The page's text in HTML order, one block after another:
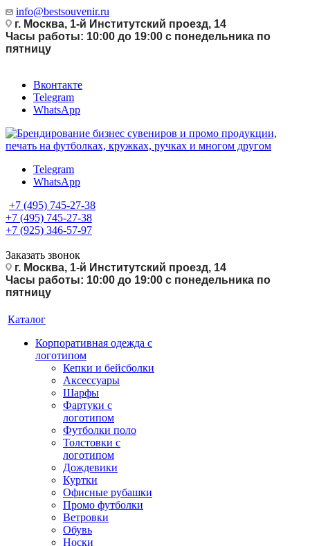
info@bestsouvenir.ru
г. Москва, 1-й Институтский проезд, 14
Часы работы: 10:00 до 19:00 с понедельника по
пятницу
Вконтакте
Telegram
WhatsApp
Telegram
WhatsApp
+7 (495) 745-27-38
+7 (495) 745-27-38
+7 (925) 346-57-97
Заказать звонок
г. Москва, 1-й Институтский проезд, 14
Часы работы: 10:00 до 19:00 с понедельника по
пятницу
Каталог
Корпоративная одежда с
логотипом
Кепки и бейсболки
Аксессуары
Шарфы
Фартуки с
логотипом
Футболки поло
Толстовки с
логотипом
Дождевики
Куртки
Офисные рубашки
Промо футболки
Ветровки
Обувь
Носки